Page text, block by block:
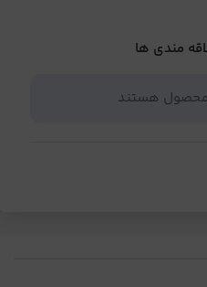
مندی ها
محصول هستند